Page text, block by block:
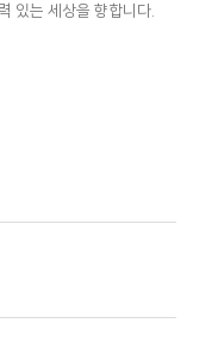
있는 세상을 향합니다.